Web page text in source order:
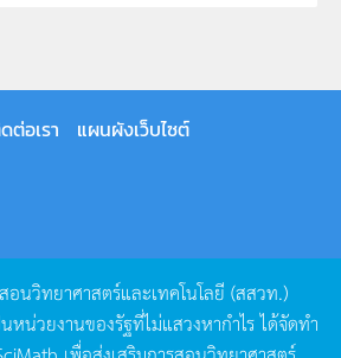
ต่อเรา
แผนผังเว็บไซต์
อนวิทยาศาสตร์และเทคโนโลยี (สสวท.)
หน่วยงานของรัฐที่ไม่แสวงหากำไรได้จัดทำ